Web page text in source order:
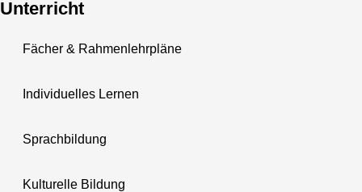
Unterricht
Fächer & Rahmenlehrpläne
Individuelles Lernen
Sprachbildung
Kulturelle Bildung